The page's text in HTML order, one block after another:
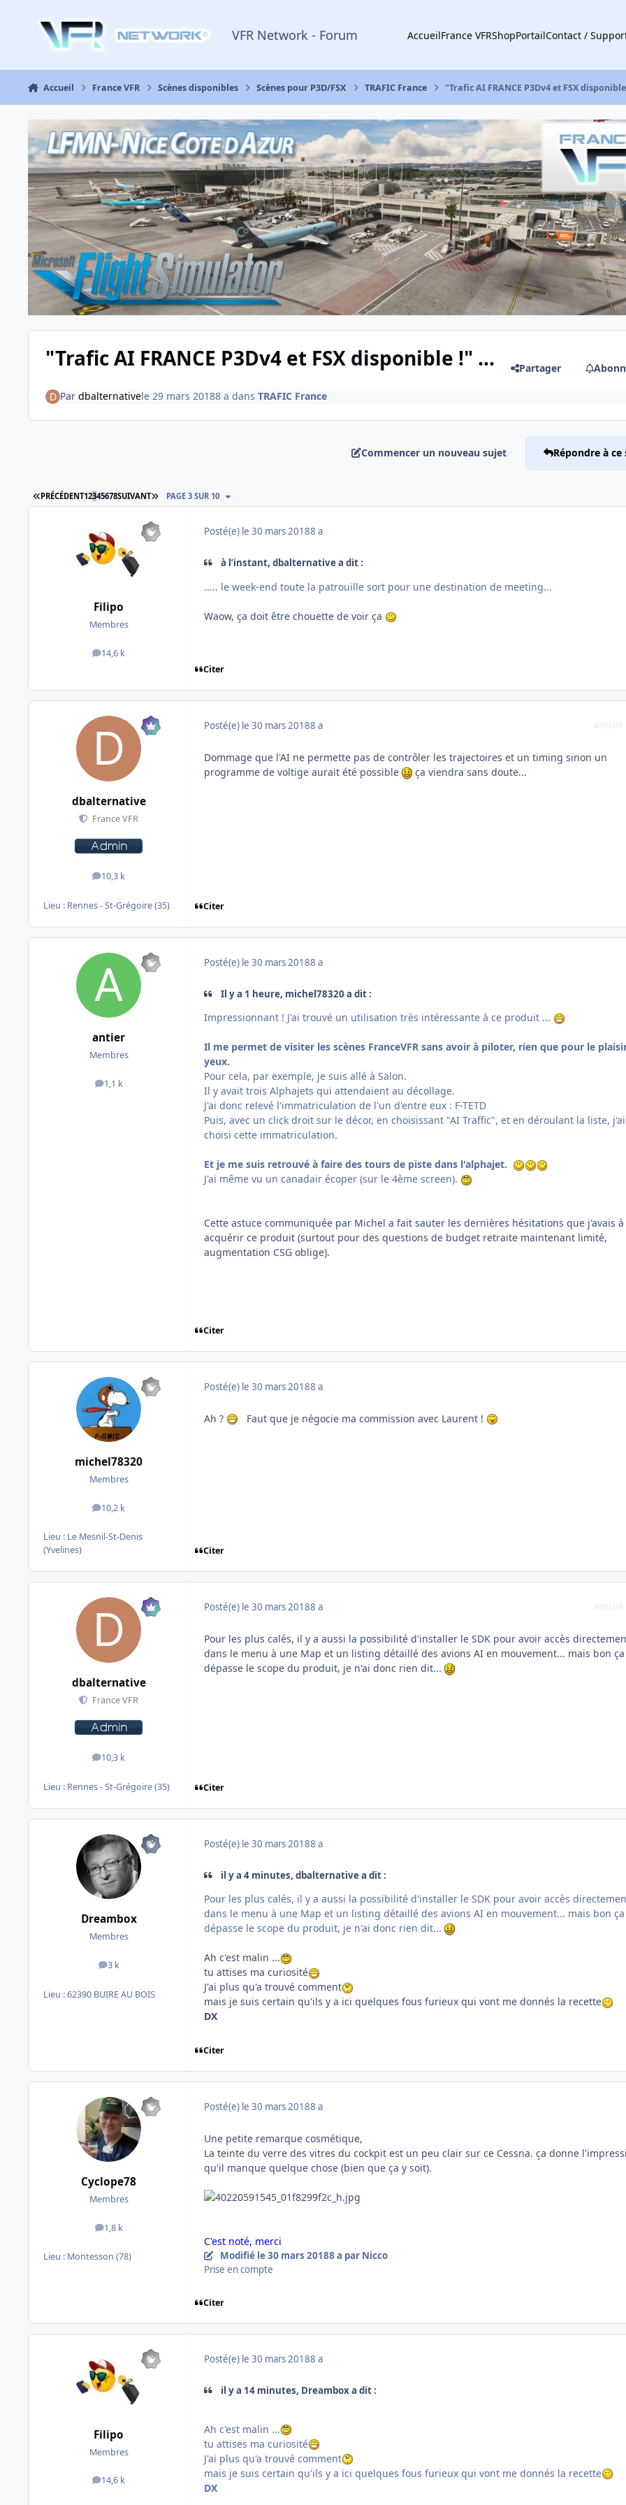
VFR Network - Forum AccueilFrance VFRShopPortailContact /
Accueil France VFR Scènes disponibles Scènes pour P3D/FSX TRAFIC France "Trafic AI FRANCE P3Dv4 et FSX
"Trafic AI FRANCE P3Dv4 et FSX disponible !" ... Partager
Par dbalternativele 29 mars 20188 a dans TRAFIC France
Commencer un nouveau sujet Répondre à ce
PREMIÈRE PAGE
PRÉCÉDENT12345678SUIVANT DERNIÈRE PAGE
PAGE 3 SUR 10
Filipo
Membres
14,6 k
messages
Posté(e) le 30 mars 20188 a
à l’instant, dbalternative a dit :
..... le week-end toute la patrouille sort pour une destination de meeting...
Waow, ça doit être chouette de voir ça
Citer
dbalternative
France VFR
10,3 k
messages
Lieu : Rennes - St-Grégoire (35)
Posté(e) le 30 mars 20188 a AUTEUR
Dommage que l'AI ne permette pas de contrôler les trajectoires et un timing sinon un
programme de voltige aurait été possible
ça viendra sans doute...
Citer
antier
Membres
1,1 k
messages
Posté(e) le 30 mars 20188 a
Il y a 1 heure, michel78320 a dit :
Impressionnant ! J'ai trouvé un utilisation très intéressante à ce produit ...
Il me permet de visiter les scènes FranceVFR sans avoir à piloter, rien que pour le
yeux.
Pour cela, par exemple, je suis allé à Salon.
Il y avait trois Alphajets qui attendaient au décollage.
J'ai donc relevé l'immatriculation de l'un d'entre eux : F-TETD
Puis, avec un click droit sur le décor, en choisissant "AI Traffic", et en déroulant la liste, j'ai
choisi cette immatriculation.
Et je me suis retrouvé à faire des tours de piste dans l'alphajet.
J'ai même vu un canadair écoper (sur le 4ème screen).
Cette astuce communiquée par Michel a fait sauter les dernières hésitations que j'avais à
acquérir ce produit (surtout pour des questions de budget retraite maintenant limité,
augmentation CSG oblige).
Citer
michel78320
Membres
10,2 k
messages
Lieu : Le Mesnil-St-Denis
(Yvelines)
Posté(e) le 30 mars 20188 a
Ah ? Faut que je négocie ma commission avec Laurent !
Citer
dbalternative
France VFR
10,3 k
messages
Lieu : Rennes - St-Grégoire (35)
Posté(e) le 30 mars 20188 a AUTEUR
Pour les plus calés, il y a aussi la possibilité d'installer le SDK pour avoir accès
dans le menu à une Map et un listing détaillé des avions AI en mouvement... mais bon ça
dépasse le scope du produit, je n'ai donc rien dit...
Citer
Dreambox
Membres
3 k
messages
Lieu :62390 BUIRE AU BOIS
Posté(e) le 30 mars 20188 a
il y a 4 minutes, dbalternative a dit :
Pour les plus calés, il y a aussi la possibilité d'installer le SDK pour avoir accès
dans le menu à une Map et un listing détaillé des avions AI en mouvement... mais bon ça
dépasse le scope du produit, je n'ai donc rien dit...
Ah c'est malin ...
tu attises ma curiosité
J'ai plus qu'a trouvé comment
mais je suis certain qu'ils y a ici quelques fous furieux qui vont me donnés la recette
DX
Citer
Cyclope78
Membres
1,8 k
messages
Lieu : Montesson (78)
Posté(e) le 30 mars 20188 a
Une petite remarque cosmétique,
La teinte du verre des vitres du cockpit est un peu clair sur ce Cessna. ça donne
qu'il manque quelque chose (bien que ça y soit).
C'est noté, merci
Modifié le 30 mars 20188 a par Nicco
Prise en compte
Citer
Filipo
Membres
14,6 k
messages
Posté(e) le 30 mars 20188 a
il y a 14 minutes, Dreambox a dit :
Ah c'est malin ...
tu attises ma curiosité
J'ai plus qu'a trouvé comment
mais je suis certain qu'ils y a ici quelques fous furieux qui vont me donnés la recette
DX